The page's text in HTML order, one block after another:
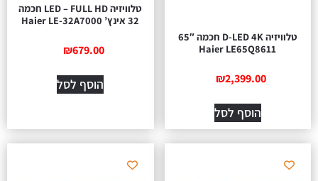
טלוויזיה D-LED 4K חכמה 65″
Haier LE65Q8611
₪2,399.00
הוסף לסל
טלוויזיה LED – FULL HD חכמה
32 אינץ’ Haier LE-32A7000
₪679.00
הוסף לסל